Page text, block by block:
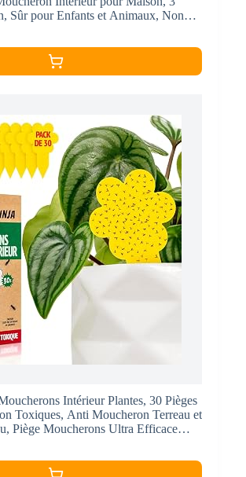
Sûr pour Enfants et Animaux, Non
de Terreau
Intérieur Plantes, 30 Pièges
Toxiques, Anti Moucheron Terreau et
Piège Moucherons Ultra Efficace